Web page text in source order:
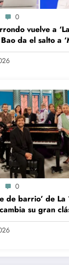
0
vuelve a
da el salto a
0
de barrio’ de
su gran